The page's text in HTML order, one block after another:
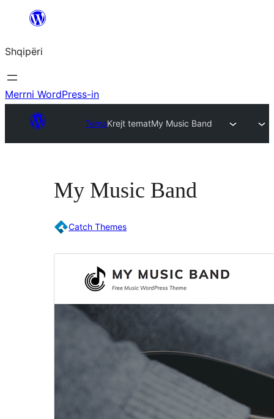
Hidhu
lënda
Shqipëri
Merrni WordPress-in
TemaKrejt tematMy Music Band
My Music Band
Catch Themes